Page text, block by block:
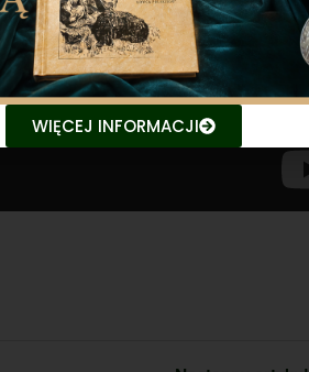
WIĘCEJ INFORMACJI